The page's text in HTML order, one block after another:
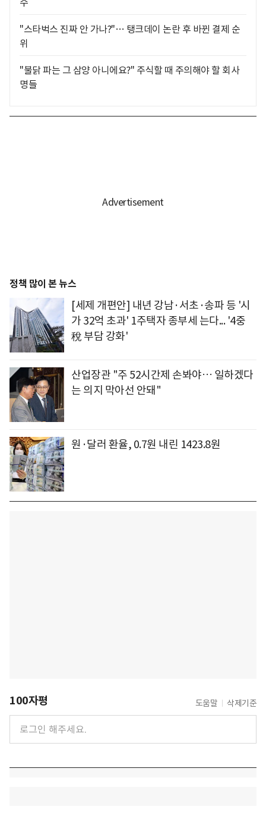
수
"스타벅스 진짜 안 가나?"… 탱크데이 논란 후 바뀐 결제 순
위
"불닭 파는 그 삼양 아니에요?" 주식할 때 주의해야 할 회사
명들
정책 많이 본 뉴스
[세제 개편안] 내년 강남·서초·송파 등 '시
가 32억 초과' 1주택자 종부세 는다... '4중
稅 부담 강화'
산업장관 "주 52시간제 손봐야… 일하겠다
는 의지 막아선 안돼"
원·달러 환율, 0.7원 내린 1423.8원
100자평 도움말 삭제기준